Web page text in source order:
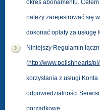
okres abonamentu.
należy zarejestrować się
dokonać opłaty za
Niniejszy Regulamin
(http://www.polishhearts/
korzystania z usługi
odpowiedzialności
porządkowe.